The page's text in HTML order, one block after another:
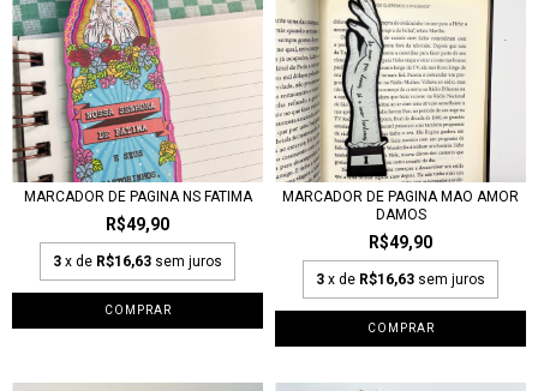
MARCADOR DE PAGINA NS FATIMA
R$49,90
3 x de R$16,63 sem juros
MARCADOR DE PAGINA MAO AMOR
DAMOS
R$49,90
3 x de R$16,63 sem juros